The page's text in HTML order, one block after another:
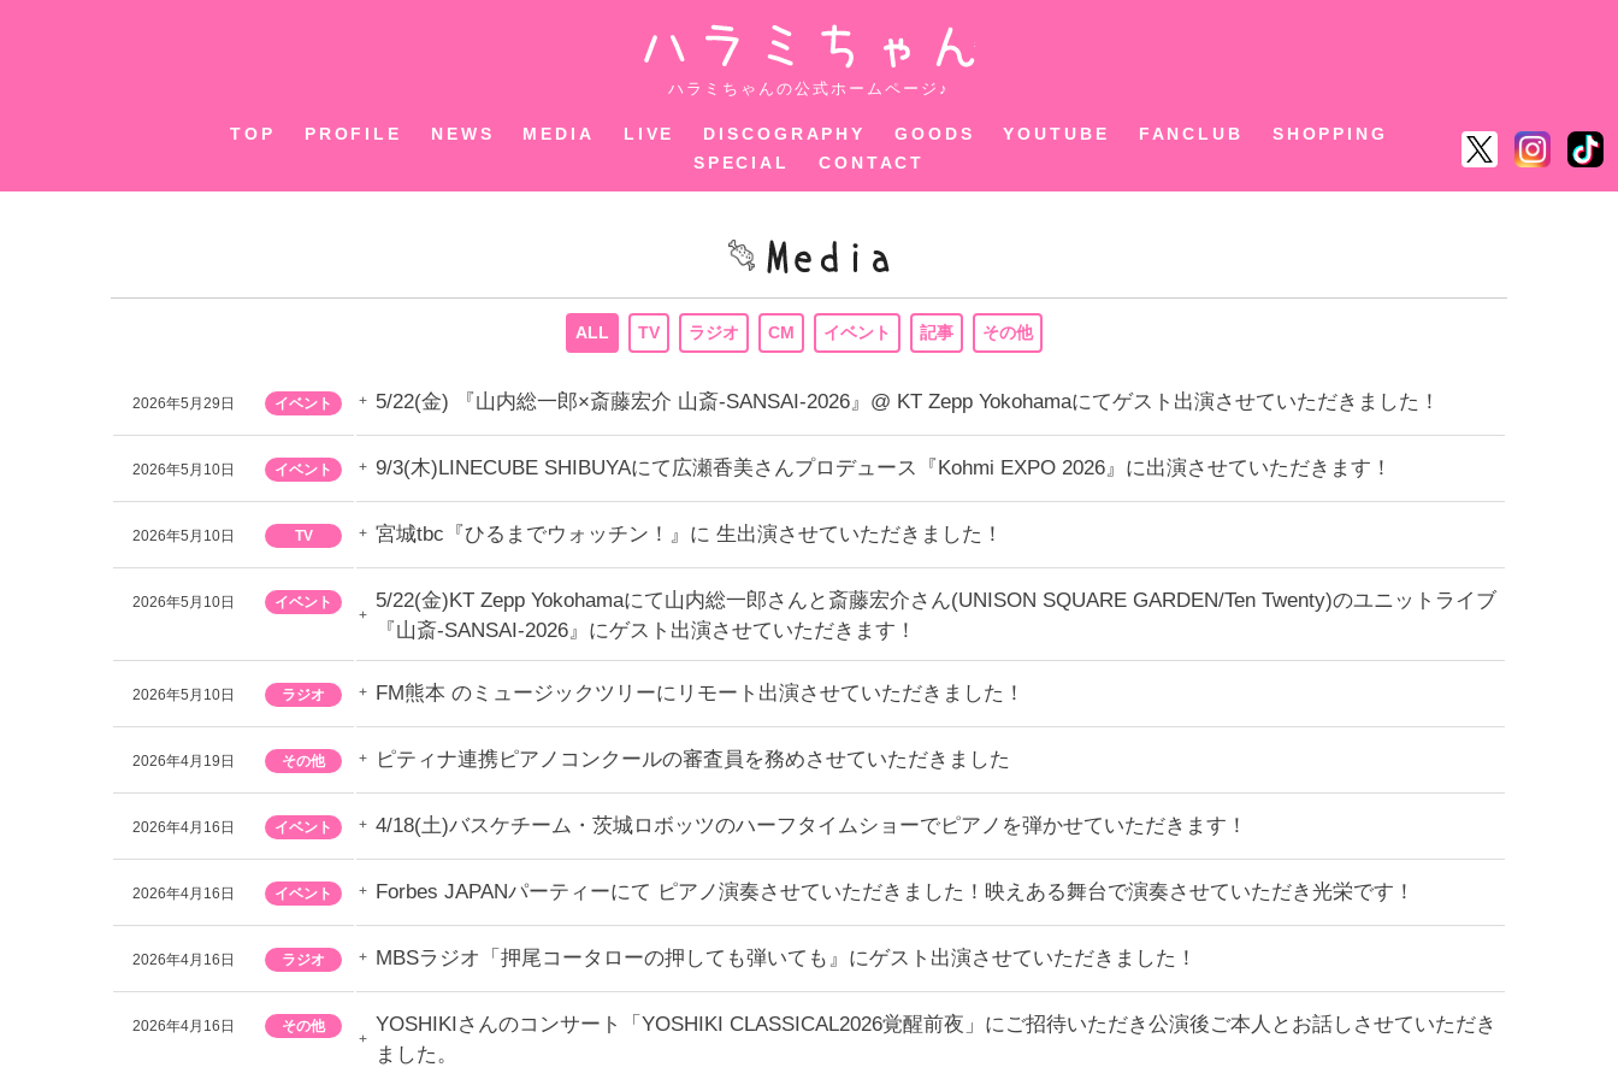
ハラミちゃん
ハラミちゃんの公式ホームページ♪
TOP PROFILE NEWS MEDIA LIVE DISCOGRAPHY GOODS YOUTUBE FANCLUB
SHOPPING
SPECIAL
CONTACT
ALL TV ラジオ CM イベント 記事 その他
2026年5月29日 イベント 5/22(金) 『山内総一郎×斎藤宏介 山斎-SANSAI-2026』@ KT Zepp Yokohamaにてゲスト出演させていただきました！
2026年5月10日 イベント 9/3(木)LINECUBE SHIBUYAにて広瀬香美さんプロデュース『Kohmi EXPO 2026』に出演させていただきます！
2026年5月10日 TV 宮城tbc『ひるまでウォッチン！』に 生出演させていただきました！
2026年5月10日 イベント
5/22(金)KT Zepp Yokohamaにて山内総一郎さんと斎藤宏介さん(UNISON SQUARE GARDEN/Ten Twenty)のユニットライブ
『山斎-SANSAI-2026』にゲスト出演させていただきます！
2026年5月10日 ラジオ FM熊本 のミュージックツリーにリモート出演させていただきました！
2026年4月19日 その他 ピティナ連携ピアノコンクールの審査員を務めさせていただきました
2026年4月16日 イベント 4/18(土)バスケチーム・茨城ロボッツのハーフタイムショーでピアノを弾かせていただきます！
2026年4月16日 イベント Forbes JAPANパーティーにて ピアノ演奏させていただきました！映えある舞台で演奏させていただき光栄です！
2026年4月16日 ラジオ MBSラジオ「押尾コータローの押しても弾いても』にゲスト出演させていただきました！
2026年4月16日 その他
YOSHIKIさんのコンサート「YOSHIKI CLASSICAL2026覚醒前夜」にご招待いただき公演後ご本人とお話しさせていただき
ました。